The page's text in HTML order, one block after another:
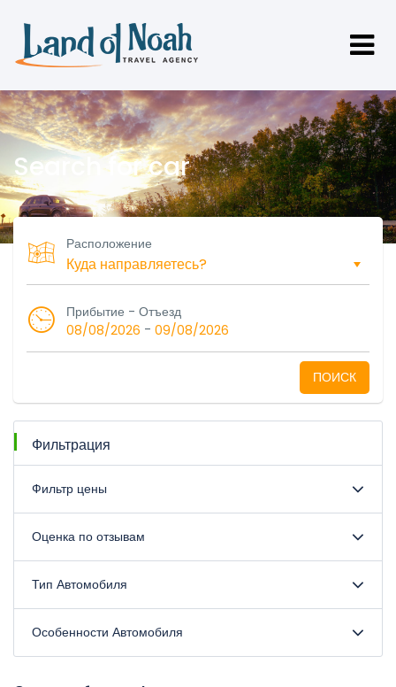
Search for car
Расположение
Прибытие - Отъезд
08/08/2026 - 09/08/2026
ПОИСК
Фильтрация
Фильтр цены
Оценка по отзывам
Тип Автомобиля
Особенности Автомобиля